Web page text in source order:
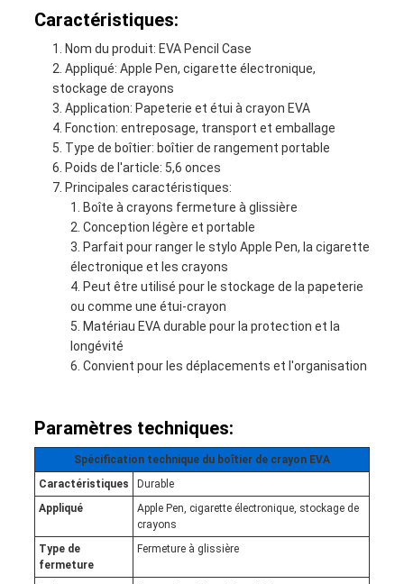
Caractéristiques:
Nom du produit: EVA Pencil Case
Appliqué: Apple Pen, cigarette électronique,
stockage de crayons
Application: Papeterie et étui à crayon EVA
Fonction: entreposage, transport et emballage
Type de boîtier: boîtier de rangement portable
Poids de l'article: 5,6 onces
Principales caractéristiques:
Boîte à crayons fermeture à glissière
Conception légère et portable
Parfait pour ranger le stylo Apple Pen, la cigarette
électronique et les crayons
Peut être utilisé pour le stockage de la papeterie
ou comme une étui-crayon
Matériau EVA durable pour la protection et la
longévité
Convient pour les déplacements et l'organisation
Paramètres techniques:
Spécification technique du boîtier de crayon EVA
Caractéristiques
Durable
Appliqué
Apple Pen, cigarette électronique, stockage de
crayons
Type de
fermeture
Fermeture à glissière